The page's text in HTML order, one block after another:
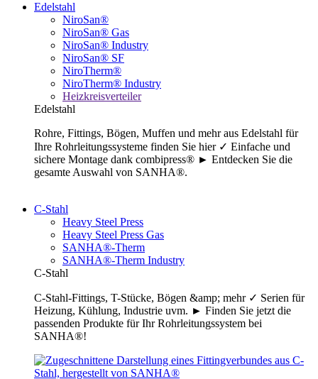
Edelstahl
NiroSan®
NiroSan® Gas
NiroSan® Industry
NiroSan® SF
NiroTherm®
NiroTherm® Industry
Heizkreisverteiler
Edelstahl
Rohre, Fittings, Bögen, Muffen und mehr aus Edelstahl für
Ihre Rohrleitungssysteme finden Sie hier ✓ Einfache und
sichere Montage dank combipress® ► Entdecken Sie die
gesamte Auswahl von SANHA®.
C-Stahl
Heavy Steel Press
Heavy Steel Press Gas
SANHA®-Therm
SANHA®-Therm Industry
C-Stahl
C-Stahl-Fittings, T-Stücke, Bögen &amp; mehr ✓ Serien für
Heizung, Kühlung, Industrie uvm. ► Finden Sie jetzt die
passenden Produkte für Ihr Rohrleitungssystem bei
SANHA®!